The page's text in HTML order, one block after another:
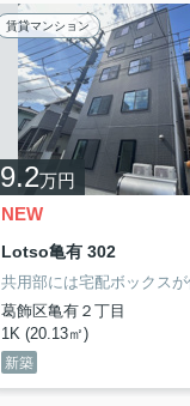
賃貸マンション
9.2万円
NEW
Lotso亀有 302
葛飾区亀有２丁目
1K (20.13㎡)
新築